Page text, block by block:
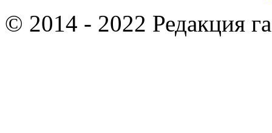
© 2014 - 2022 Редакция